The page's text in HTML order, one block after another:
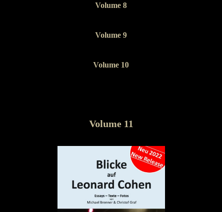
Volume 8
Volume 9
Volume 10
Volume 11